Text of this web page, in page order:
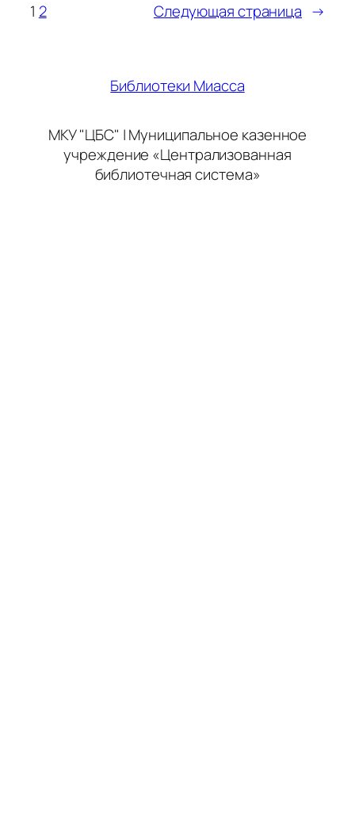
1 2 Следующая страница →
Библиотеки Миасса
МКУ "ЦБС" | Муниципальное казенное
учреждение «Централизованная
библиотечная система»